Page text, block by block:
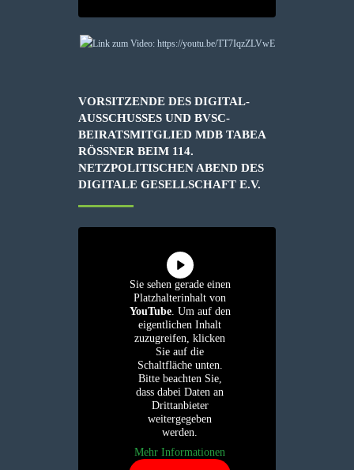
VORSITZENDE DES DIGITAL-
AUSSCHUSSES UND BVSC-
BEIRATSMITGLIED MDB TABEA
RÖSSNER BEIM 114. N
ETZPOLITISCHEN ABEND DES D
IGITALE GESELLSCHAFT E.V.
Sie sehen gerade einen
Platzhalterinhalt von
YouTube. Um auf den
eigentlichen Inhalt
zuzugreifen, klicken
Sie auf die
Schaltfläche unten.
Bitte beachten Sie,
dass dabei Daten an
Drittanbieter
weitergegeben
werden.
Mehr Informationen